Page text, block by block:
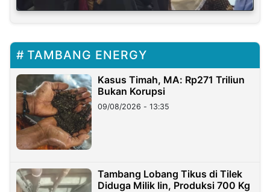
TAMBANG ENERGY
Kasus Timah, MA: Rp271 Triliun
Bukan Korupsi
09/08/2026 - 13:35
Tambang Lobang Tikus di Tilek
Diduga Milik Iin, Produksi 700 Kg